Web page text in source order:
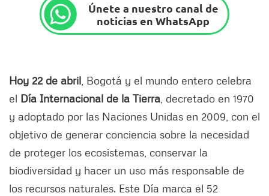
Únete a nuestro canal de
noticias en WhatsApp
Hoy 22 de abril , Bogotá y el mundo entero celebra
el Día Internacional de la Tierra , decretado en 1970
y adoptado por las Naciones Unidas en 2009, con el
objetivo de generar conciencia sobre la necesidad
de proteger los ecosistemas, conservar la
biodiversidad y hacer un uso más responsable de
los recursos naturales. Este Día marca el 52